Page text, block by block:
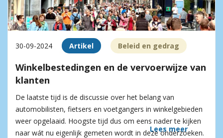
30-09-2024 Artikel Beleid en gedrag
Winkelbestedingen en de vervoerwijze van
klanten
De laatste tijd is de discussie over het belang van
automobilisten, fietsers en voetgangers in winkelgebieden
weer opgelaaid. Hoogste tijd dus om eens nader te kijken
naar wát nu eigenlijk gemeten wordt in deze onderzoeken.
Lees meer